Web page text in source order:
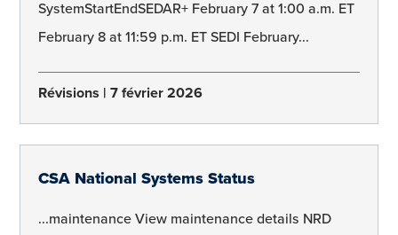
SystemStartEndSEDAR+ February 7 at 1:00 a.m. ET
February 8 at 11:59 p.m. ET SEDI February...
Révisions 7 février 2026
CSA National Systems Status
...maintenance View maintenance details NRD